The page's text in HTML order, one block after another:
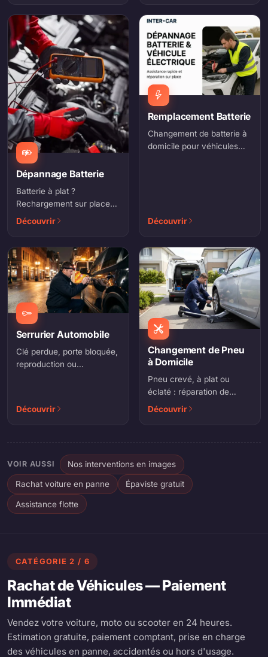
Dépannage Batterie
Batterie à plat ?
Rechargement sur place
ou diagnostic. Solution
Découvrir
Remplacement Batterie
Changement de batterie à
domicile pour véhicules
Découvrir
Serrurier Automobile
Clé perdue, porte bloquée,
reproduction ou
Découvrir
Changement de Pneu
à Domicile
Pneu crevé, à plat ou
éclaté : réparation de
crevaison, changement et
Découvrir
VOIR AUSSI Nos interventions en images
Rachat voiture en panne Épaviste gratuit
Assistance flotte
CATÉGORIE 2 / 6
Rachat de Véhicules — Paiement
Immédiat
Vendez votre voiture, moto ou scooter en 24 heures.
Estimation gratuite, paiement comptant, prise en charge
des véhicules en panne, accidentés ou hors d'usage.